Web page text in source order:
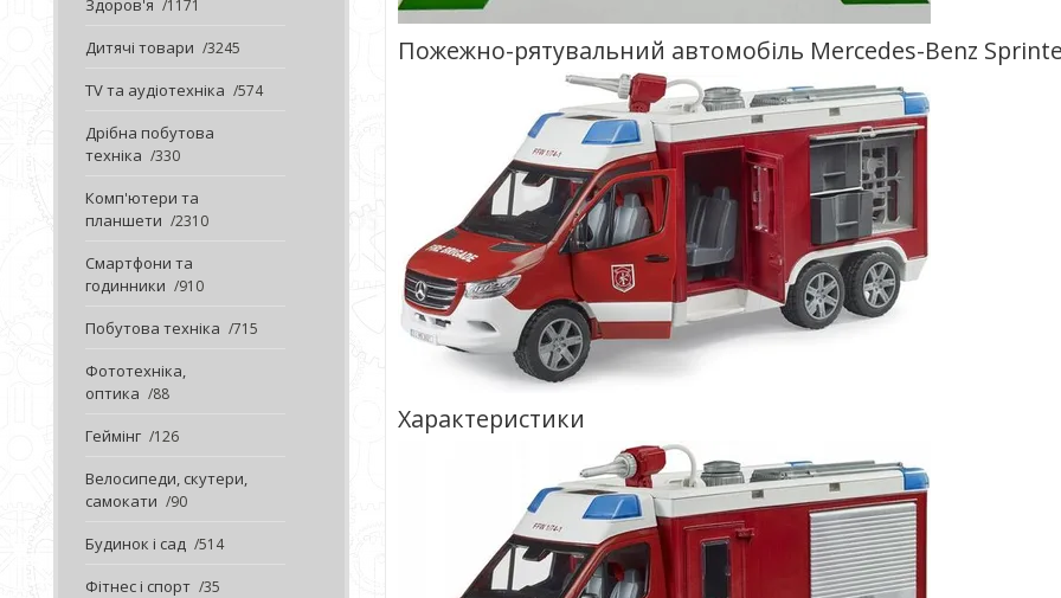
Здоров'я 1171
Дитячі товари 3245
TV та аудіотехніка 574
Дрібна побутова
техніка
330
Комп'ютери та
планшети
2310
Смартфони та
годинники
910
Побутова техніка 715
Фототехніка,
оптика
88
Геймінг 126
Велосипеди, скутери,
самокати
90
Будинок і сад 514
Фітнес і спорт 35
Пожежно-рятувальний автомобіль Mercedes-Benz
Характеристики